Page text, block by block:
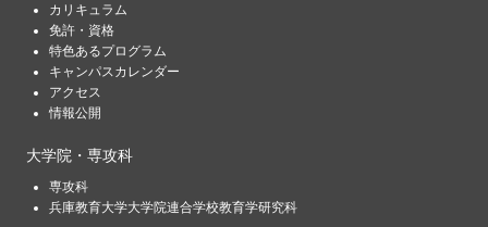
カリキュラム
免許・資格
特色あるプログラム
キャンパスカレンダー
アクセス
情報公開
大学院・専攻科
専攻科
兵庫教育大学大学院連合学校教育学研究科